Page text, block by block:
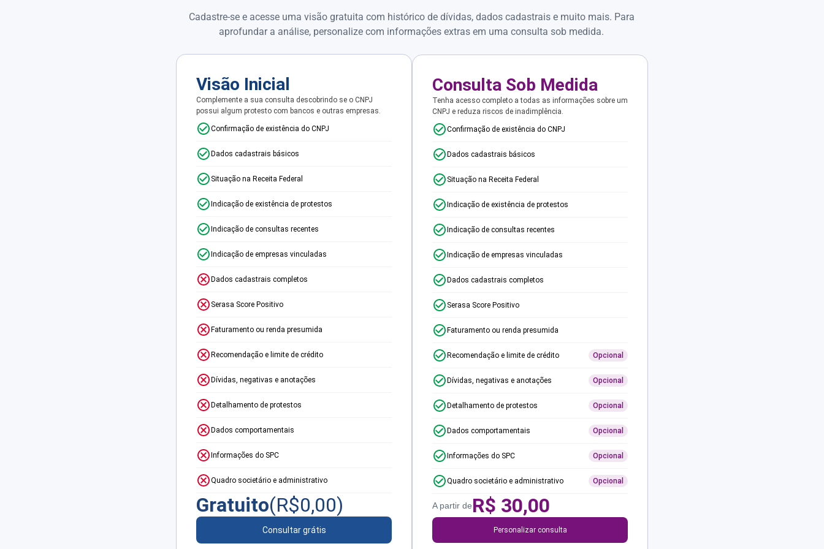
Cadastre-se e acesse uma visão gratuita com histórico de dívidas, dados cadastrais e muito mais. Para
aprofundar a análise, personalize com informações extras em uma consulta sob medida.
Visão Inicial
Complemente a sua consulta descobrindo se o CNPJ
possui algum protesto com bancos e outras empresas.
Confirmação de existência do CNPJ
Dados cadastrais básicos
Situação na Receita Federal
Indicação de existência de protestos
Indicação de consultas recentes
Indicação de empresas vinculadas
Dados cadastrais completos
Serasa Score Positivo
Faturamento ou renda presumida
Recomendação e limite de crédito
Dívidas, negativas e anotações
Detalhamento de protestos
Dados comportamentais
Informações do SPC
Quadro societário e administrativo
Gratuito(R$0,00)
Consultar grátis
Consulta Sob Medida
Tenha acesso completo a todas as informações sobre um
CNPJ e reduza riscos de inadimplência.
Confirmação de existência do CNPJ
Dados cadastrais básicos
Situação na Receita Federal
Indicação de existência de protestos
Indicação de consultas recentes
Indicação de empresas vinculadas
Dados cadastrais completos
Serasa Score Positivo
Faturamento ou renda presumida
Recomendação e limite de crédito Opcional
Dívidas, negativas e anotações Opcional
Detalhamento de protestos Opcional
Dados comportamentais Opcional
Informações do SPC Opcional
Quadro societário e administrativo Opcional
A partir deR$ 30,00
Personalizar consulta